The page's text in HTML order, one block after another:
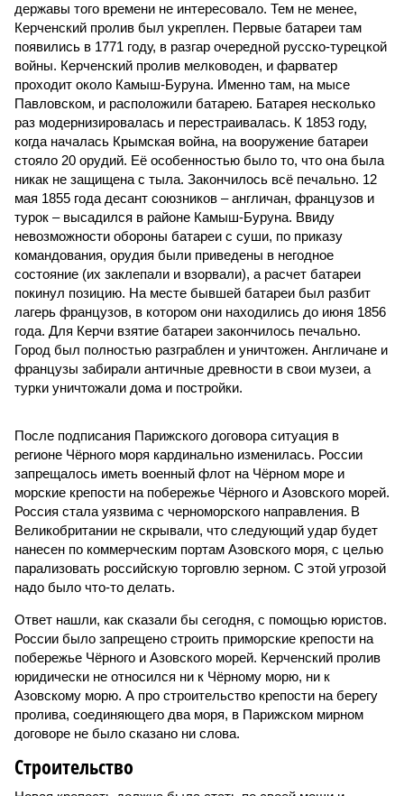
державы того времени не интересовало. Тем не менее,
Керченский пролив был укреплен. Первые батареи там
появились в 1771 году, в разгар очередной русско-турецкой
войны. Керченский пролив мелководен, и фарватер
проходит около Камыш-Буруна. Именно там, на мысе
Павловском, и расположили батарею. Батарея несколько
раз модернизировалась и перестраивалась. К 1853 году,
когда началась Крымская война, на вооружение батареи
стояло 20 орудий. Её особенностью было то, что она была
никак не защищена с тыла. Закончилось всё печально. 12
мая 1855 года десант союзников – англичан, французов и
турок – высадился в районе Камыш-Буруна. Ввиду
невозможности обороны батареи с суши, по приказу
командования, орудия были приведены в негодное
состояние (их заклепали и взорвали), а расчет батареи
покинул позицию. На месте бывшей батареи был разбит
лагерь французов, в котором они находились до июня 1856
года. Для Керчи взятие батареи закончилось печально.
Город был полностью разграблен и уничтожен. Англичане и
французы забирали античные древности в свои музеи, а
турки уничтожали дома и постройки.
После подписания Парижского договора ситуация в
регионе Чёрного моря кардинально изменилась. России
запрещалось иметь военный флот на Чёрном море и
морские крепости на побережье Чёрного и Азовского морей.
Россия стала уязвима с черноморского направления. В
Великобритании не скрывали, что следующий удар будет
нанесен по коммерческим портам Азовского моря, с целью
парализовать российскую торговлю зерном. С этой угрозой
надо было что-то делать.
Ответ нашли, как сказали бы сегодня, с помощью юристов.
России было запрещено строить приморские крепости на
побережье Чёрного и Азовского морей. Керченский пролив
юридически не относился ни к Чёрному морю, ни к
Азовскому морю. А про строительство крепости на берегу
пролива, соединяющего два моря, в Парижском мирном
договоре не было сказано ни слова.
Строительство